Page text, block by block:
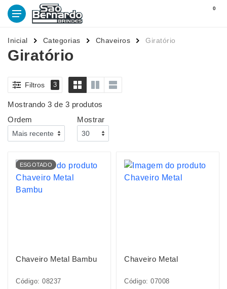
0
Inicial Categorias Chaveiros Giratório
Giratório
Filtros 3
Mostrando 3 de 3 produtos
Ordem
Mostrar
ESGOTADO
Chaveiro Metal Bambu
Código: 08237
Chaveiro Metal
Código: 07008